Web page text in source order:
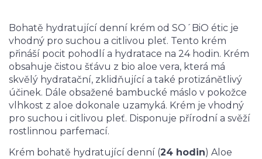
Bohatě hydratující denní krém od SO´BiO étic je
vhodný pro suchou a citlivou pleť. Tento krém
přináší pocit pohodlí a hydratace na 24 hodin. Krém
obsahuje čistou šťávu z bio aloe vera, která má
skvělý hydratační, zklidňující a také protizánětlivý
účinek. Dále obsažené bambucké máslo v pokožce
vlhkost z aloe dokonale uzamyká. Krém je vhodný
pro suchou i citlivou pleť. Disponuje přírodní a svěží
rostlinnou parfemací.
Krém bohatě hydratující denní (24 hodin) Aloe